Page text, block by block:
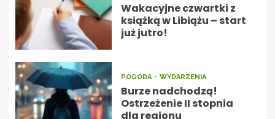
Wakacyjne czwartki z
książką w Libiążu – start
już jutro!
POGODA WYDARZENIA
Burze nadchodzą!
Ostrzeżenie II stopnia
dla regionu